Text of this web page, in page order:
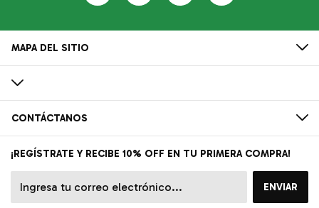
MAPA DEL SITIO
CONTÁCTANOS
¡REGÍSTRATE Y RECIBE 10% OFF EN TU PRIMERA COMPRA!